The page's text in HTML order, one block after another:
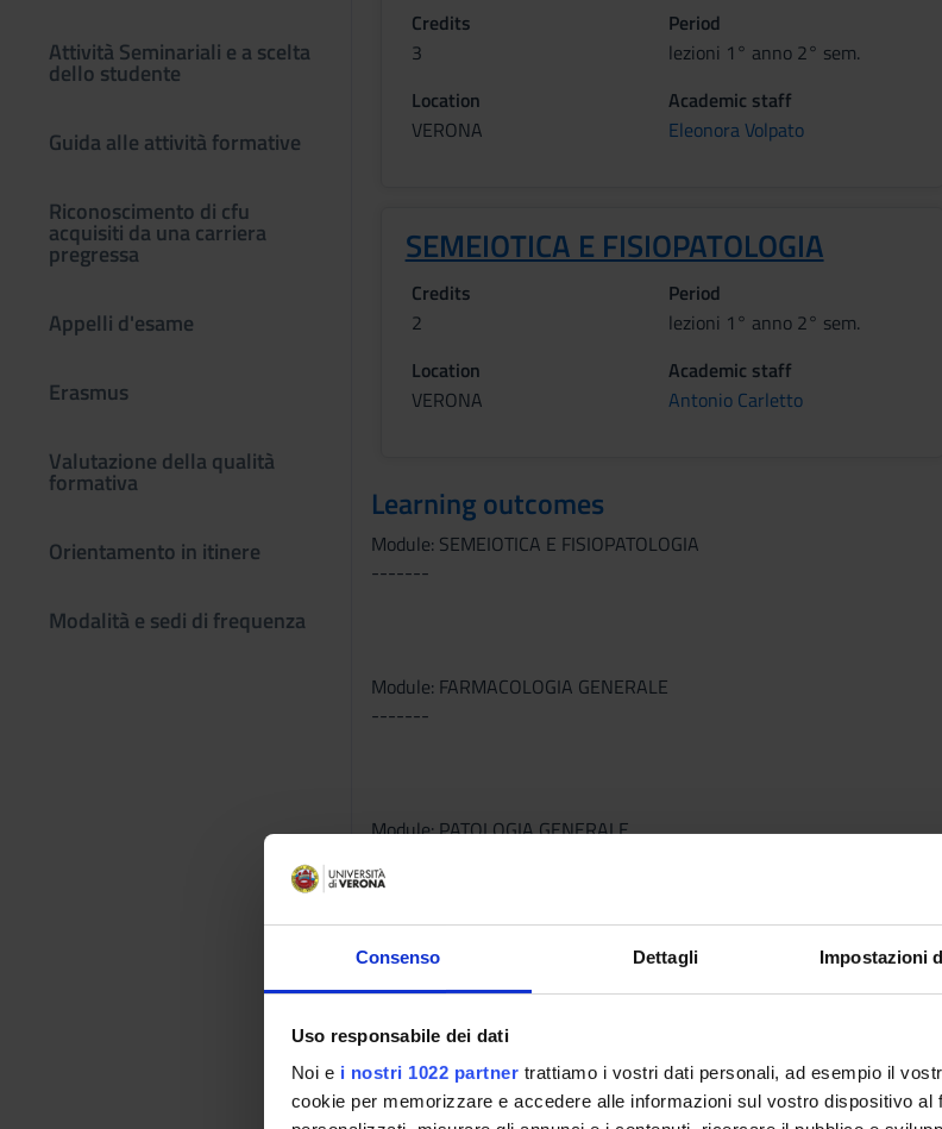
Consenso Dettagli Impostazioni
Uso responsabile dei dati
Noi e i nostri 1022 partner trattiamo i vostri dati personali, ad esempio il
cookie per memorizzare e accedere alle informazioni sul vostro dispositivo al
Attività Seminariali e a scelta
dello studente
Guida alle attività formative
Riconoscimento di cfu
acquisiti da una carriera
pregressa
Appelli d'esame
Erasmus
Valutazione della qualità
formativa
Orientamento in itinere
Modalità e sedi di frequenza
Credits
3
Period
lezioni 1° anno 2° sem.
Location
VERONA
Academic staff
Eleonora Volpato
SEMEIOTICA E FISIOPATOLOGIA
Credits
2
Period
lezioni 1° anno 2° sem.
Location
VERONA
Academic staff
Antonio Carletto
Learning outcomes
Module: SEMEIOTICA E FISIOPATOLOGIA
-------
Module: FARMACOLOGIA GENERALE
-------
Module: PATOLOGIA GENERALE
Module: INFERMIERISTICA CLINICA
-------
Program
Module: SEMEIOTICA E FISIOPATOLOGIA
-------